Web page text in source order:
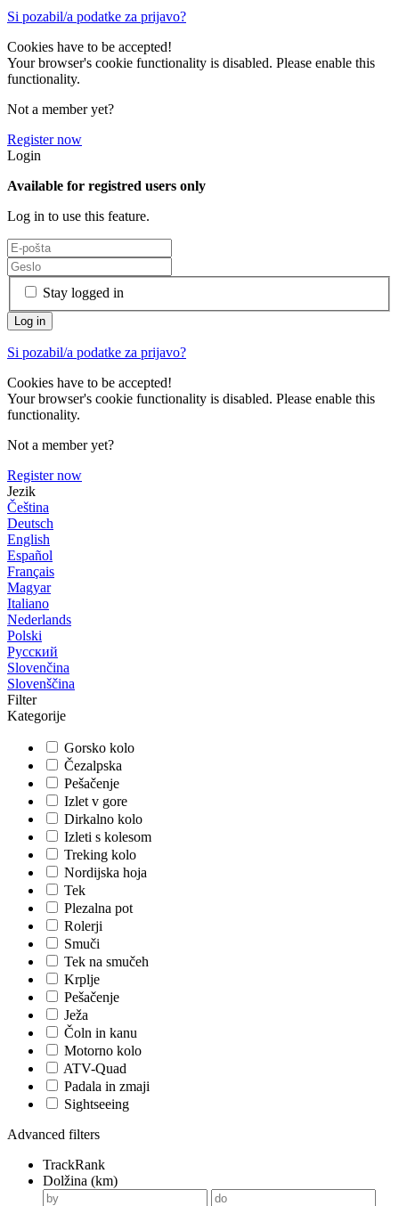
Si pozabil/a podatke za prijavo?
Cookies have to be accepted!
Your browser's cookie functionality is disabled. Please enable this
functionality.
Not a member yet?
Register now
Login
Available for registred users only
Log in to use this feature.
Stay logged in
Si pozabil/a podatke za prijavo?
Cookies have to be accepted!
Your browser's cookie functionality is disabled. Please enable this
functionality.
Not a member yet?
Register now
Jezik
Čeština
Deutsch
English
Español
Français
Magyar
Italiano
Nederlands
Polski
Русский
Slovenčina
Slovenščina
Filter
Kategorije
Gorsko kolo
Čezalpska
Pešačenje
Izlet v gore
Dirkalno kolo
Izleti s kolesom
Treking kolo
Nordijska hoja
Tek
Plezalna pot
Rolerji
Smuči
Tek na smučeh
Krplje
Pešačenje
Ježa
Čoln in kanu
Motorno kolo
ATV-Quad
Padala in zmaji
Sightseeing
Advanced filters
TrackRank
Dolžina (km)